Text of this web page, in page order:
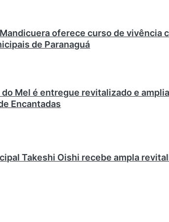
oferece curso de vivência
de Paranaguá
do Mel é entregue revitalizado e
Encantadas
Takeshi Oishi recebe ampla